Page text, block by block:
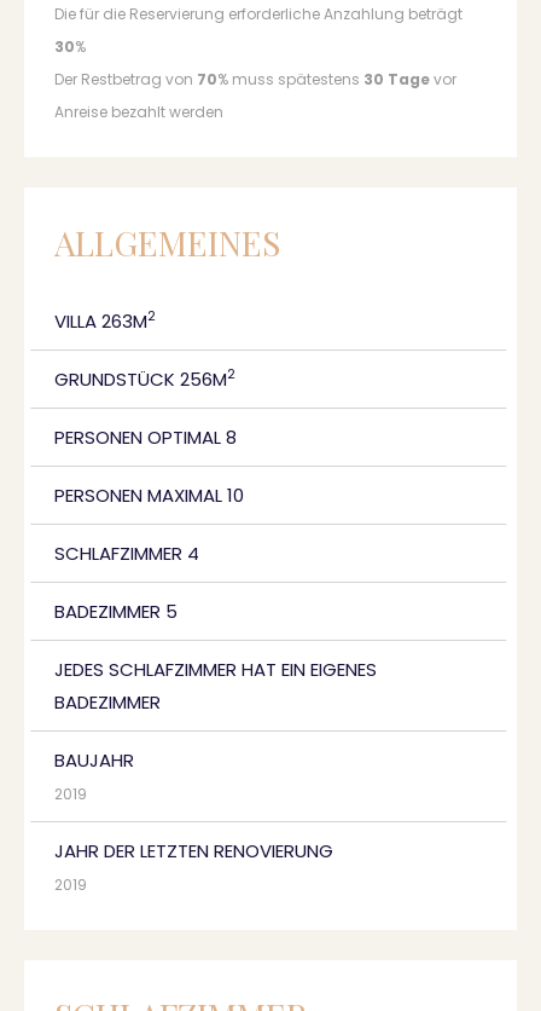
Die für die Reservierung erforderliche Anzahlung beträgt
30%
Der Restbetrag von 70% muss spätestens 30 Tagevor
Anreise bezahlt werden
ALLGEMEINES
VILLA 263M2
GRUNDSTÜCK 256M2
PERSONEN OPTIMAL 8
PERSONEN MAXIMAL 10
SCHLAFZIMMER 4
BADEZIMMER 5
JEDES SCHLAFZIMMER HAT EIN EIGENES
BADEZIMMER
BAUJAHR
2019
JAHR DER LETZTEN RENOVIERUNG
2019